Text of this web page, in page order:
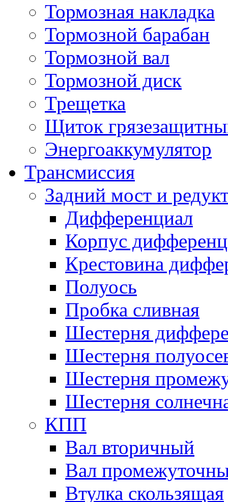
Тормозная накладка
Тормозной барабан
Тормозной вал
Тормозной диск
Трещетка
Щиток
Энергоаккумулятор
Трансмиссия
Задний мост и
Дифференциал
Корпус
Крестовина
Полуось
Пробка сливная
Шестерня
Шестерня
Шестерня
Шестерня
КПП
Вал вторичный
Вал
Втулка скользящая